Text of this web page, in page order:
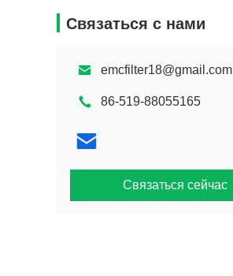
Связаться с нами
emcfilter18@gmail.com
86-519-88055165
Связаться сейчас